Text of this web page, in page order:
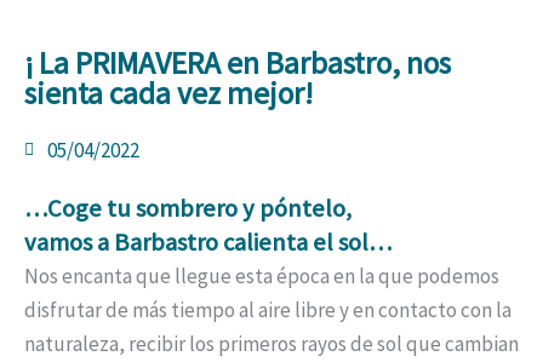
¡ La PRIMAVERA en Barbastro, nos
sienta cada vez mejor!
05/04/2022
…Coge tu sombrero y póntelo,
vamos a Barbastro calienta el sol…
Nos encanta que llegue esta época en la que podemos
disfrutar de más tiempo al aire libre y en contacto con la
naturaleza, recibir los primeros rayos de sol que cambian